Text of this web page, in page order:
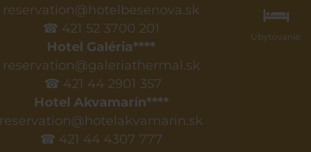
Ubytovanie
reservation@hotelbesenova.sk
☎ 421 52 3700 201
Hotel Galéria****
reservation@galeriathermal.sk
☎ 421 44 2901 357
Hotel Akvamarín****
reservation@hotelakvamarin.sk
☎ 421 44 4307 777